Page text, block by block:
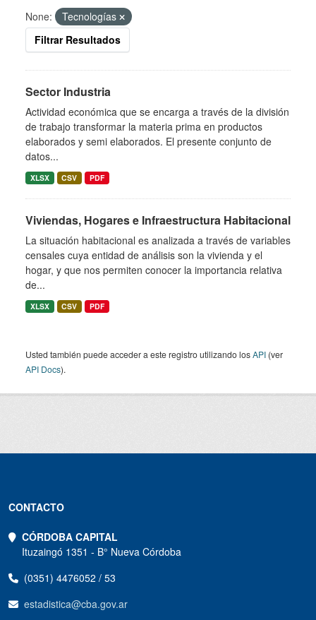
None:
Tecnologías
Filtrar Resultados
Sector Industria
Actividad económica que se encarga a través de la división
de trabajo transformar la materia prima en productos
elaborados y semi elaborados. El presente conjunto de
datos...
XLSX CSV PDF
Viviendas, Hogares e Infraestructura Habitacional
La situación habitacional es analizada a través de variables
censales cuya entidad de análisis son la vivienda y el
hogar, y que nos permiten conocer la importancia relativa
de...
XLSX CSV PDF
Usted también puede acceder a este registro utilizando losAPI (ver
API Docs).
CONTACTO
CÓRDOBA CAPITAL
Ituzaingó 1351 - B° Nueva Córdoba
(0351) 4476052 / 53
estadistica@cba.gov.ar